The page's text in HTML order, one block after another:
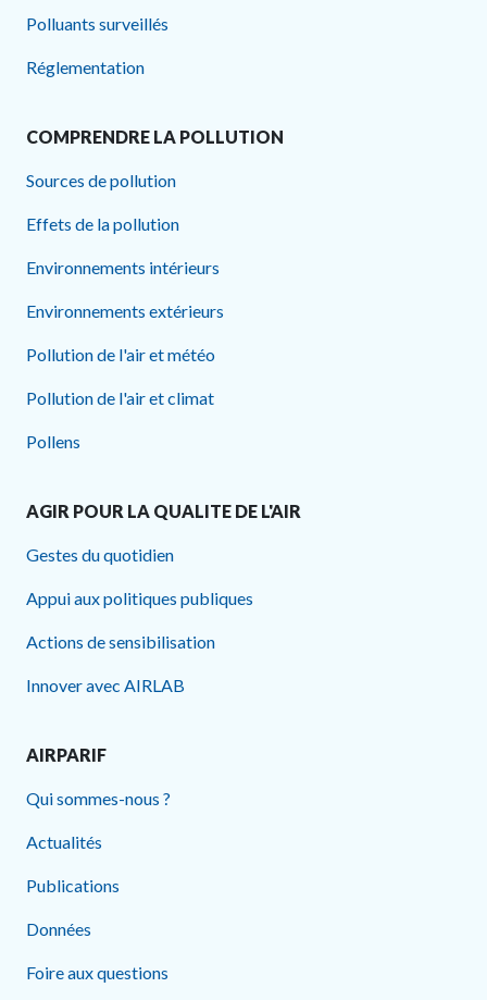
Polluants surveillés
Réglementation
COMPRENDRE LA POLLUTION
Sources de pollution
Effets de la pollution
Environnements intérieurs
Environnements extérieurs
Pollution de l'air et météo
Pollution de l'air et climat
Pollens
AGIR POUR LA QUALITE DE L'AIR
Gestes du quotidien
Appui aux politiques publiques
Actions de sensibilisation
Innover avec AIRLAB
AIRPARIF
Qui sommes-nous ?
Actualités
Publications
Données
Foire aux questions